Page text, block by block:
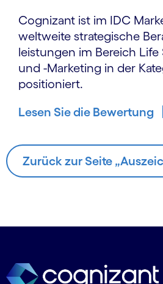
Cognizant ist im IDC
welt­weite strategische
leistungen im Bereich Life
und -Marketing in der
positioniert.
Lesen Sie die Bewertung
Zurück zur Seite